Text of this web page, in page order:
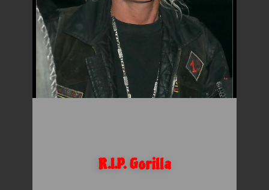
R.I.P. Gorilla